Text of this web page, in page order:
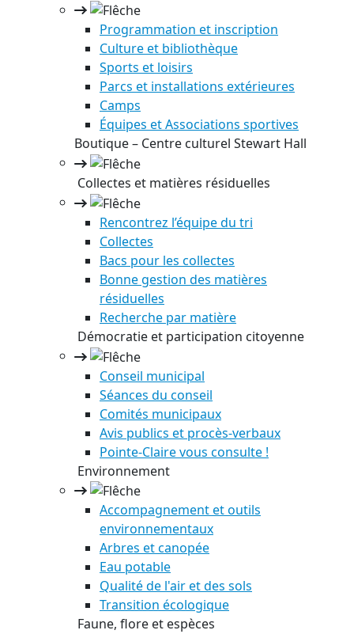
Programmation et inscription
Culture et bibliothèque
Sports et loisirs
Parcs et installations extérieures
Camps
Équipes et Associations sportives
Boutique – Centre culturel Stewart Hall
Collectes et matières résiduelles
Rencontrez l’équipe du tri
Collectes
Bacs pour les collectes
Bonne gestion des matières
résiduelles
Recherche par matière
Démocratie et participation citoyenne
Conseil municipal
Séances du conseil
Comités municipaux
Avis publics et procès-verbaux
Pointe-Claire vous consulte !
Environnement
Accompagnement et outils
environnementaux
Arbres et canopée
Eau potable
Qualité de l'air et des sols
Transition écologique
Faune, flore et espèces